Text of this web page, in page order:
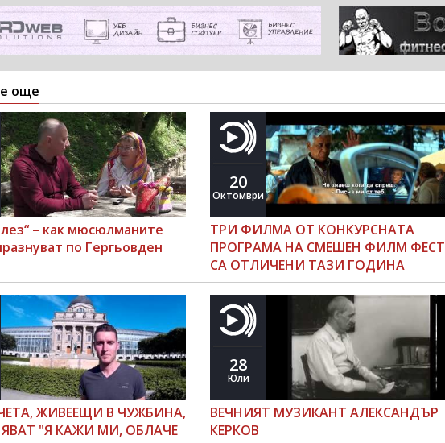
още
– как мюсюлманите
по Гергьовден
20
Октомври
ТРИ ФИЛМА ОТ КОНКУРСНАТА
ПРОГРАМА НА СМЕШЕН ФИЛМ ФЕСТ
СА ОТЛИЧЕНИ ТАЗИ ГОДИНА
ЖИВЕЕЩИ В ЧУЖБИНА,
"Я КАЖИ МИ, ОБЛАЧЕ
28
Юли
ВЕЧНИЯТ МУЗИКАНТ АЛЕКСАНДЪР
КЕРКОВ